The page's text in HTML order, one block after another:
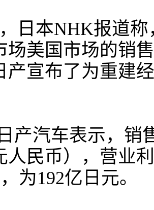
日本NHK报道
场美国市场的销
产宣布了为重建
产汽车表示，销
人民币），营业
为192亿日元。